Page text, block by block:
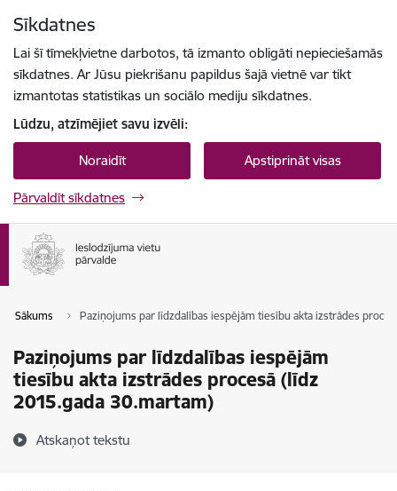
Sīkdatnes
Lai šī tīmekļvietne darbotos, tā izmanto obligāti nepieciešamās
sīkdatnes. Ar Jūsu piekrišanu papildus šajā vietnē var tikt
izmantotas statistikas un sociālo mediju sīkdatnes.
Lūdzu, atzīmējiet savu izvēli:
Noraidīt Apstiprināt visas
Pārvaldīt sīkdatnes
Sākums Paziņojums par līdzdalības iespējām tiesību akta izstrādes
Paziņojums par līdzdalības iespējām
tiesību akta izstrādes procesā (līdz
2015.gada 30.martam)
Atskaņot tekstu